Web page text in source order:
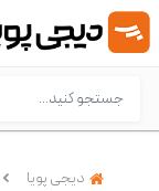
دیجی پویا